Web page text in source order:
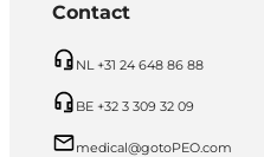
Contact
NL +31 24 648 86 88
BE +32 3 309 32 09
medical@gotoPEO.com